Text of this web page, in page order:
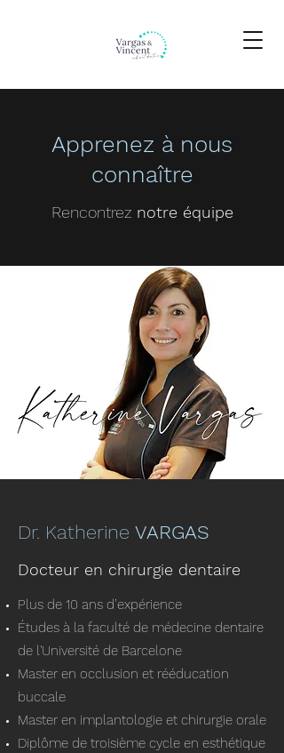
Apprenez à nous
connaître
Rencontrez notre équipe
Dr. Katherine VARGAS
Docteur en chirurgie dentaire
Plus de 10 ans d’expérience
Études à la faculté de médecine dentaire
de l'Université de Barcelone
Master en occlusion et rééducation
buccale
Master en implantologie et chirurgie orale
Diplôme de troisième cycle en esthétique